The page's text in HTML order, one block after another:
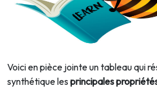
Voici en pièce jointe un tableau qui
synthétique les principales